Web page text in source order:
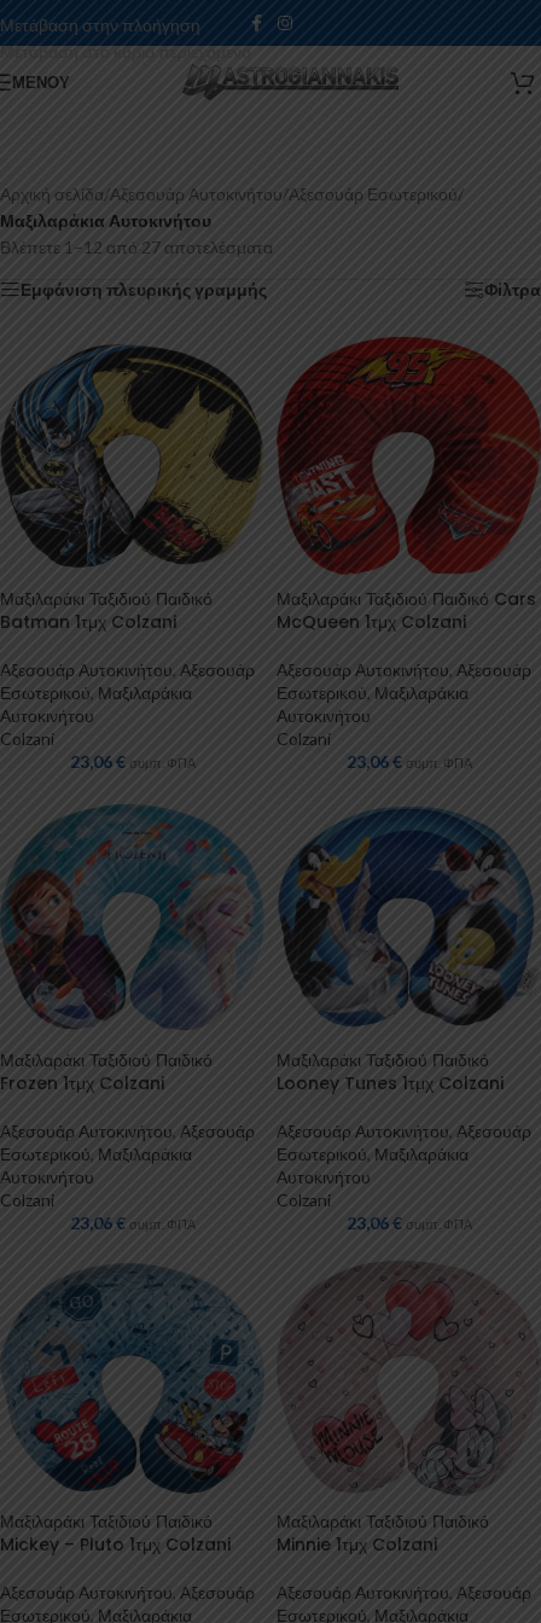
Μετάβαση στην πλοήγηση
Μετάβαση στο κύριο περιεχόμενο
ΜΕΝΟΎ
Αρχική σελίδα/Αξεσουάρ Αυτοκινήτου/Αξεσουάρ Εσωτερικού/
Μαξιλαράκια Αυτοκινήτου
Βλέπετε 1–12 από 27 αποτελέσματα
Εμφάνιση πλευρικής γραμμής Φίλτρα
Μαξιλαράκι Ταξιδιού Παιδικό
Batman 1τμχ Colzani
Αξεσουάρ Αυτοκινήτου, Αξεσουάρ
Εσωτερικού, Μαξιλαράκια
Αυτοκινήτου
Colzani
23,06€ συμπ. ΦΠΑ
Μαξιλαράκι Ταξιδιού Παιδικό Cars
McQueen 1τμχ Colzani
Αξεσουάρ Αυτοκινήτου, Αξεσουάρ
Εσωτερικού, Μαξιλαράκια
Αυτοκινήτου
Colzani
23,06€ συμπ. ΦΠΑ
Μαξιλαράκι Ταξιδιού Παιδικό
Frozen 1τμχ Colzani
Αξεσουάρ Αυτοκινήτου, Αξεσουάρ
Εσωτερικού, Μαξιλαράκια
Αυτοκινήτου
Colzani
23,06€ συμπ. ΦΠΑ
Μαξιλαράκι Ταξιδιού Παιδικό
Looney Tunes 1τμχ Colzani
Αξεσουάρ Αυτοκινήτου, Αξεσουάρ
Εσωτερικού, Μαξιλαράκια
Αυτοκινήτου
Colzani
23,06€ συμπ. ΦΠΑ
Μαξιλαράκι Ταξιδιού Παιδικό
Mickey – Pluto 1τμχ Colzani
Αξεσουάρ Αυτοκινήτου, Αξεσουάρ
Εσωτερικού, Μαξιλαράκια
Μαξιλαράκι Ταξιδιού Παιδικό
Minnie 1τμχ Colzani
Αξεσουάρ Αυτοκινήτου, Αξεσουάρ
Εσωτερικού, Μαξιλαράκια